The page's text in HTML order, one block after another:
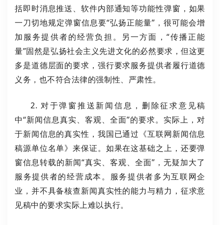
括即时消息推送、软件内部通知等功能性弹窗，如果
一刀切地规定弹窗信息要“弘扬正能量”，很可能会增
加服务提供者的经营负担。另一方面，“传播正能
量”固然是弘扬社会主义先进文化的必然要求，但这更
多是道德层面的要求，强行要求服务提供者履行道德
义务，也不符合法律的强制性、严肃性。
2. 对于弹窗推送新闻信息，删除征求意见稿
中“新闻信息真实、客观、全面”的要求。实际上，对
于新闻信息的真实性，我国已通过《互联网新闻信息
稿源单位名单》来保证。如果在这基础之上，还要弹
窗信息转载的新闻“真实、客观、全面”，无疑加大了
服务提供者的经营成本。服务提供者多为互联网企
业，并不具备核查新闻真实性的能力与精力，征求意
见稿中的要求实际上难以执行。